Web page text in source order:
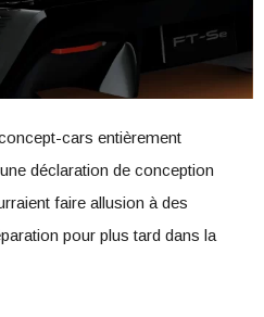
cars entièrement
déclaration de conception
faire allusion à des
pour plus tard dans la